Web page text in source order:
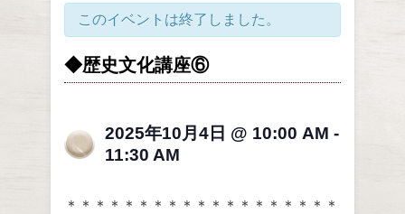
このイベントは終了しました。
◆歴史文化講座⑥
2025年10月4日 @ 10:00 AM -
11:30 AM
＊＊＊＊＊＊＊＊＊＊＊＊＊＊＊＊＊＊＊